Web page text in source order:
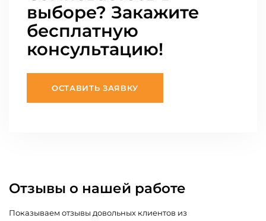
выборе? Закажите
бесплатную
консультацию!
ОСТАВИТЬ ЗАЯВКУ
Отзывы о нашей работе
Показываем отзывы довольных клиентов из